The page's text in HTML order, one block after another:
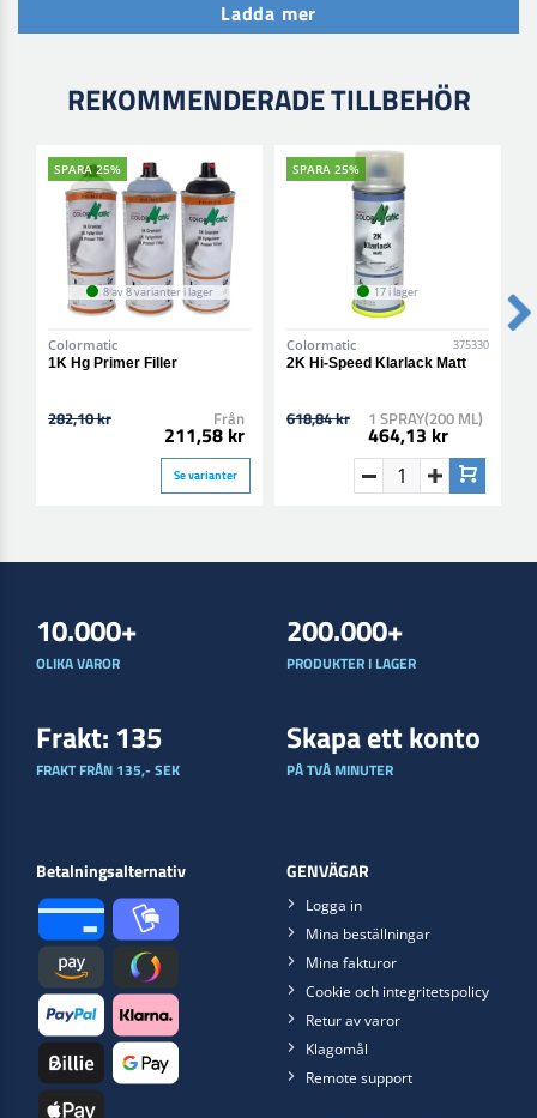
Ladda mer
REKOMMENDERADE TILLBEHÖR
SPARA 25%
8 av 8 varianter i lager
Colormatic
1K Hg Primer Filler
282,10 kr Från
211,58 kr
Se varianter
SPARA 25%
17 i lager
Colormatic 375330
2K Hi-Speed Klarlack Matt
618,84 kr 1 SPRAY(200 ML)
464,13 kr
10.000+
OLIKA VAROR
200.000+
PRODUKTER I LAGER
Frakt: 135
FRAKT FRÅN 135,- SEK
Skapa ett konto
PÅ TVÅ MINUTER
Betalningsalternativ GENVÄGAR
Logga in
Mina beställningar
Mina fakturor
Cookie och integritetspolicy
Retur av varor
Klagomål
Remote support